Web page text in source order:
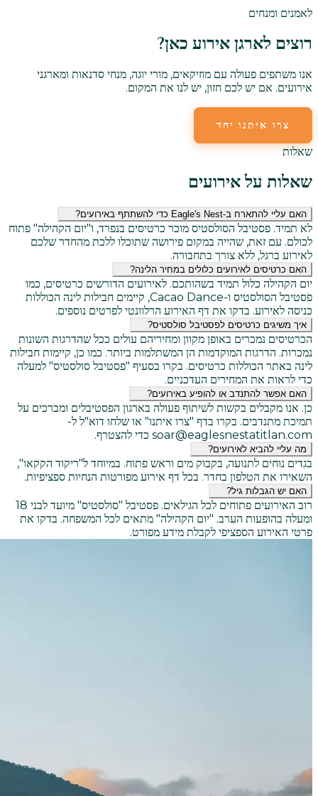
לאמנים ומנחים
רוצים לארגן אירוע כאן?
אנו משתפים פעולה עם מוזיקאים, מורי יוגה, מנחי סדנאות ומארגני
אירועים. אם יש לכם חזון, יש לנו את המקום.
צרו איתנו יחד
שאלות
שאלות על אירועים
האם עליי להתארח ב-Eagle's Nest כדי להשתתף באירועים?
לא תמיד. פסטיבל הסולסטיס מוכר כרטיסים בנפרד, ו"יום הקהילה" פתוח
לכולם. עם זאת, שהייה במקום פירושה שתוכלו ללכת מהחדר שלכם
לאירוע ברגל, ללא צורך בתחבורה.
האם כרטיסים לאירועים כלולים במחיר הלינה?
יום הקהילה כלול תמיד בשהותכם. לאירועים הדורשים כרטיסים, כמו
פסטיבל הסולסטיס ו-Cacao Dance, קיימים חבילות לינה הכוללות
כניסה לאירוע. בדקו את דף האירוע הרלוונטי לפרטים נוספים.
איך משיגים כרטיסים לפסטיבל סולסטיס?
הכרטיסים נמכרים באופן מקוון ומחיריהם עולים ככל שהדרגות השונות
נמכרות. הדרגות המוקדמות הן המשתלמות ביותר. כמו כן, קיימות חבילות
לינה באתר הכוללות כרטיסים. בקרו בסעיף "פסטיבל סולסטיס" למעלה
כדי לראות את המחירים העדכניים.
האם אפשר להתנדב או להופיע באירועים?
כן. אנו מקבלים בקשות לשיתוף פעולה בארגון הפסטיבלים ומברכים על
תמיכת מתנדבים. בקרו בדף "צרו איתנו" או שלחו דוא"ל ל-
soar@eaglesnestatitlan.com כדי להצטרף.
מה עליי להביא לאירועים?
בגדים נוחים לתנועה, בקבוק מים וראש פתוח. במיוחד ל"ריקוד הקקאו",
השאירו את הטלפון בחדר. בכל דף אירוע מפורטות הנחיות ספציפיות.
האם יש הגבלות גיל?
רוב האירועים פתוחים לכל הגילאים. פסטיבל "סולסטיס" מיועד לבני 18
ומעלה בהופעות הערב. "יום הקהילה" מתאים לכל המשפחה. בדקו את
פרטי האירוע הספציפי לקבלת מידע מפורט.